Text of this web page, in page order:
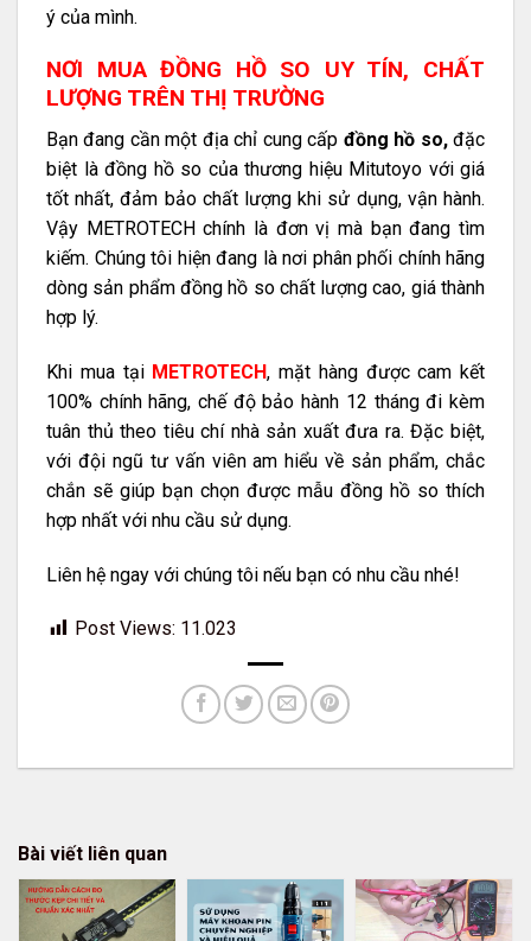
ý của mình.
NƠI MUA ĐỒNG HỒ SO UY TÍN, CHẤT
LƯỢNG TRÊN THỊ TRƯỜNG
Bạn đang cần một địa chỉ cung cấp đồng hồ so,đặc
biệt là đồng hồ so của thương hiệu Mitutoyo với giá
tốt nhất, đảm bảo chất lượng khi sử dụng, vận hành.
Vậy METROTECH chính là đơn vị mà bạn đang tìm
kiếm. Chúng tôi hiện đang là nơi phân phối chính hãng
dòng sản phẩm đồng hồ so chất lượng cao, giá thành
hợp lý.
Khi mua tại METROTECH, mặt hàng được cam kết
100% chính hãng, chế độ bảo hành 12 tháng đi kèm
tuân thủ theo tiêu chí nhà sản xuất đưa ra. Đặc biệt,
với đội ngũ tư vấn viên am hiểu về sản phẩm, chắc
chắn sẽ giúp bạn chọn được mẫu đồng hồ so thích
hợp nhất với nhu cầu sử dụng.
Liên hệ ngay với chúng tôi nếu bạn có nhu cầu nhé!
Post Views: 11.023
Bài viết liên quan